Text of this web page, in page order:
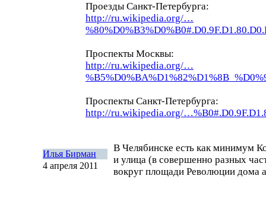
Проезды Санкт-Петербурга:
http://ru.wikipedia.org/…
Проспекты Москвы:
http://ru.wikipedia.org/…
Проспекты Санкт-Петербурга:
http://ru.wikipedia.org/
Илья Бирман
4 апреля 2011
В Челябинске есть как минимум
и улица (в совершенно разных
вокруг площади Революции дома